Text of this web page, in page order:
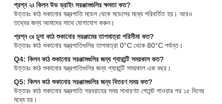
প্রশ্ন ২ঃ কিলন উড ড্রাইং সরঞ্জামগুলির ক্ষমতা কত?
উত্তরঃ কাঠ শুকানোর যন্ত্রপাতি মডেল থেকে মডেলের মধ্যে পরিবর্তিত হয়। আরও
তথ্যের জন্য আমাদের সাথে যোগাযোগ করুন।
প্রশ্ন ৩ঃ চুলা কাঠ শুকানোর সরঞ্জামের তাপমাত্রা পরিসীমা কত?
উত্তরঃ কাঠ শুকানোর যন্ত্রপাতিগুলির তাপমাত্রা 0°C থেকে 80°C পর্যন্ত।
Q4: কিলন কাঠ শুকানোর সরঞ্জামগুলির জন্য গ্যারান্টি সময়কাল কত?
উত্তরঃ কাঠ শুকানোর যন্ত্রপাতিগুলির জন্য গ্যারান্টি সময়কাল এক বছর।
Q5: কিলন কাঠ শুকানোর সরঞ্জামগুলির জন্য বিতরণ সময় কত?
উত্তরঃ কাঠ শুকানোর যন্ত্রপাতি সরবরাহের সময় সাধারণত পেমেন্ট পাওয়ার পর ১৫ দিনের
মধ্যে হয়।